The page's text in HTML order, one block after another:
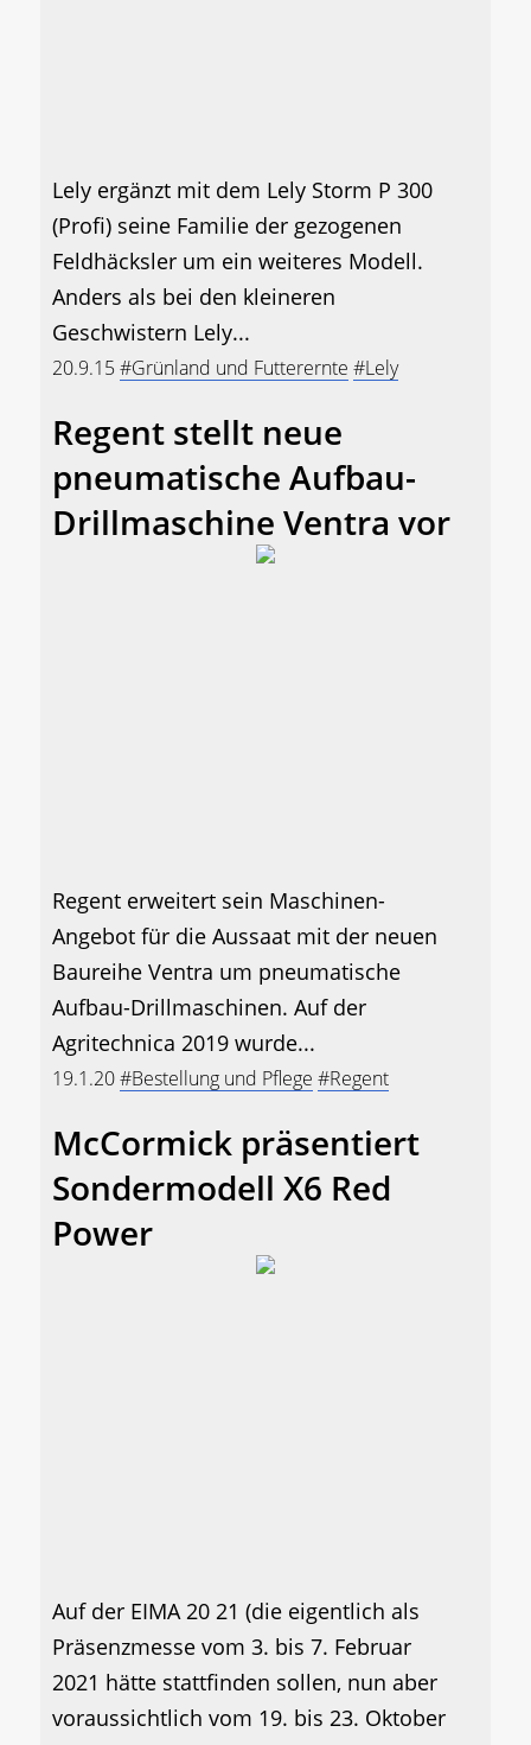
Lely ergänzt mit dem Lely Storm P 300
(Profi) seine Familie der gezogenen
Feldhäcksler um ein weiteres Modell.
Anders als bei den kleineren
Geschwistern Lely...
20.9.15#Grünland und Futterernte #Lely
Regent stellt neue
pneumatische Aufbau-
Drillmaschine Ventra vor
Regent erweitert sein Maschinen-
Angebot für die Aussaat mit der neuen
Baureihe Ventra um pneumatische
Aufbau-Drillmaschinen. Auf der
Agritechnica 2019 wurde...
19.1.20#Bestellung und Pflege #Regent
McCormick präsentiert
Sondermodell X6 Red
Power
Auf der EIMA 20 21 (die eigentlich als
Präsenzmesse vom 3. bis 7. Februar
2021 hätte stattfinden sollen, nun aber
voraussichtlich vom 19. bis 23. Oktober